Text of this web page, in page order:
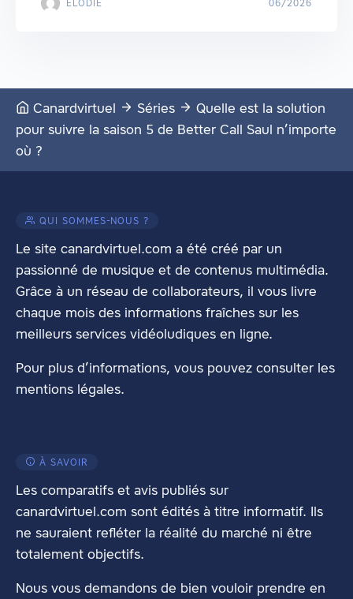
ÉLODIE 06/2026
Canardvirtuel Séries
Quelle est la solution
pour suivre la saison 5 de Better Call Saul n’importe
où ?
QUI SOMMES-NOUS ?
Le site canardvirtuel.com a été créé par un
passionné de musique et de contenus multimédia.
Grâce à un réseau de collaborateurs, il vous livre
chaque mois des informations fraîches sur les
meilleurs services vidéoludiques en ligne.
Pour plus d’informations, vous pouvez consulter les
mentions légales.
À SAVOIR
Les comparatifs et avis publiés sur
canardvirtuel.com sont édités à titre informatif. Ils
ne sauraient refléter la réalité du marché ni être
totalement objectifs.
Nous vous demandons de bien vouloir prendre en